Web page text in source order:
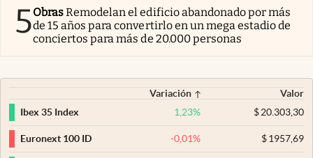
5ObrasRemodelan el edificio abandonado por más
de 15 años para convertirlo en un mega estadio de
conciertos para más de 20.000 personas
Variación
Valor
Ibex 35 Index
1,23% $20.303,30
Euronext 100 ID -0,01% $1957,69